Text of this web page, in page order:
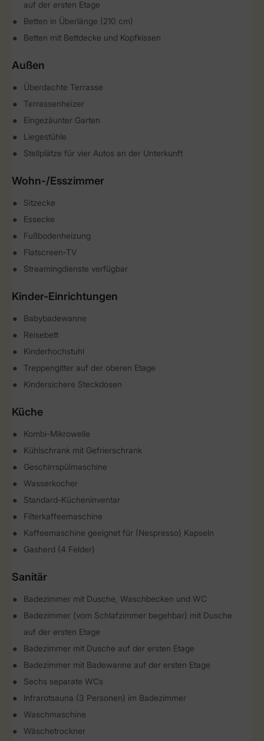
auf der ersten Etage
Betten in Überlänge (210 cm)
Betten mit Bettdecke und Kopfkissen
Außen
Überdachte Terrasse
Terrassenheizer
Eingezäunter Garten
Liegestühle
Stellplätze für vier Autos an der Unterkunft
Wohn-/Esszimmer
Sitzecke
Essecke
Fußbodenheizung
Flatscreen-TV
Streamingdienste verfügbar
Kinder-Einrichtungen
Babybadewanne
Reisebett
Kinderhochstuhl
Treppengitter auf der oberen Etage
Kindersichere Steckdosen
Küche
Kombi-Mikrowelle
Kühlschrank mit Gefrierschrank
Geschirrspülmaschine
Wasserkocher
Standard-Kücheninventar
Filterkaffeemaschine
Kaffeemaschine geeignet für (Nespresso) Kapseln
Gasherd (4 Felder)
Sanitär
Badezimmer mit Dusche, Waschbecken und WC
Badezimmer (vom Schlafzimmer begehbar) mit Dusche
auf der ersten Etage
Badezimmer mit Dusche auf der ersten Etage
Badezimmer mit Badewanne auf der ersten Etage
Sechs separate WCs
Infrarotsauna (3 Personen) im Badezimmer
Waschmaschine
Wäschetrockner